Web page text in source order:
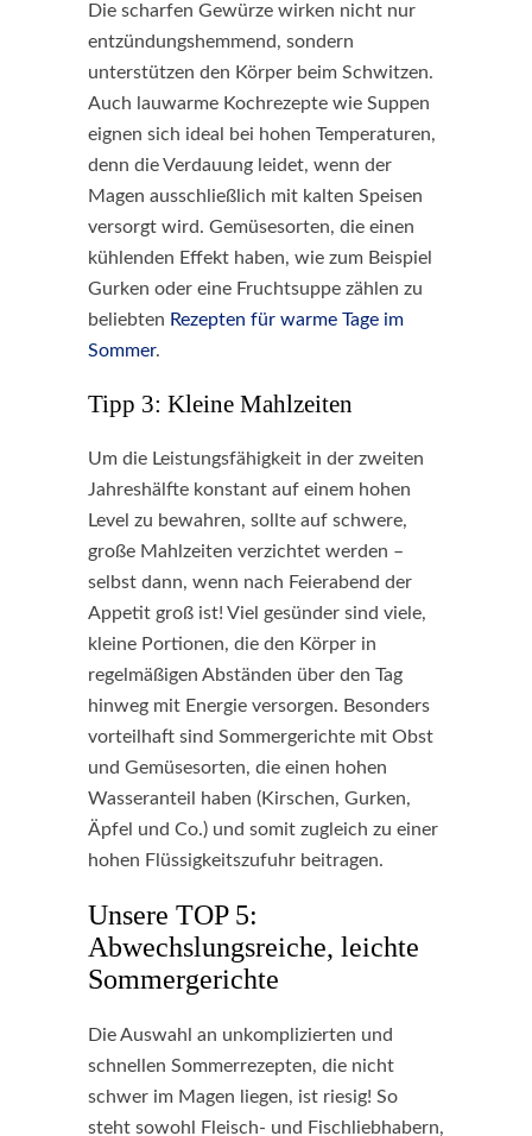
Die scharfen Gewürze wirken nicht nur
entzündungshemmend, sondern
unterstützen den Körper beim Schwitzen.
Auch lauwarme Kochrezepte wie Suppen
eignen sich ideal bei hohen Temperaturen,
denn die Verdauung leidet, wenn der
Magen ausschließlich mit kalten Speisen
versorgt wird. Gemüsesorten, die einen
kühlenden Effekt haben, wie zum Beispiel
Gurken oder eine Fruchtsuppe zählen zu
beliebten Rezepten für warme Tage im
Sommer.
Tipp 3: Kleine Mahlzeiten
Um die Leistungsfähigkeit in der zweiten
Jahreshälfte konstant auf einem hohen
Level zu bewahren, sollte auf schwere,
große Mahlzeiten verzichtet werden –
selbst dann, wenn nach Feierabend der
Appetit groß ist! Viel gesünder sind viele,
kleine Portionen, die den Körper in
regelmäßigen Abständen über den Tag
hinweg mit Energie versorgen. Besonders
vorteilhaft sind Sommergerichte mit Obst
und Gemüsesorten, die einen hohen
Wasseranteil haben (Kirschen, Gurken,
Äpfel und Co.) und somit zugleich zu einer
hohen Flüssigkeitszufuhr beitragen.
Unsere TOP 5:
Abwechslungsreiche, leichte
Sommergerichte
Die Auswahl an unkomplizierten und
schnellen Sommerrezepten, die nicht
schwer im Magen liegen, ist riesig! So
steht sowohl Fleisch- und Fischliebhabern,